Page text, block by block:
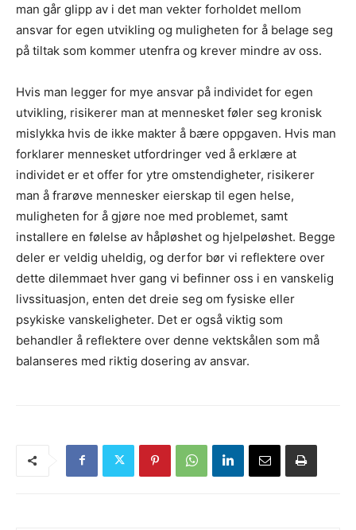
man går glipp av i det man vekter forholdet mellom
ansvar for egen utvikling og muligheten for å belage seg
på tiltak som kommer utenfra og krever mindre av oss.
Hvis man legger for mye ansvar på individet for egen
utvikling, risikerer man at mennesket føler seg kronisk
mislykka hvis de ikke makter å bære oppgaven. Hvis man
forklarer mennesket utfordringer ved å erklære at
individet er et offer for ytre omstendigheter, risikerer
man å frarøve mennesker eierskap til egen helse,
muligheten for å gjøre noe med problemet, samt
installere en følelse av håpløshet og hjelpeløshet. Begge
deler er veldig uheldig, og derfor bør vi reflektere over
dette dilemmaet hver gang vi befinner oss i en vanskelig
livssituasjon, enten det dreie seg om fysiske eller
psykiske vanskeligheter. Det er også viktig som
behandler å reflektere over denne vektskålen som må
balanseres med riktig dosering av ansvar.